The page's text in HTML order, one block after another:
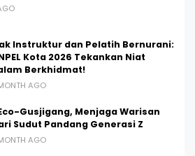
Instruktur dan Pelatih Bernurani:
Kota 2026 Tekankan Niat
Berkhidmat!
AGO
Gusjigang, Menjaga Warisan
Sudut Pandang Generasi Z
AGO